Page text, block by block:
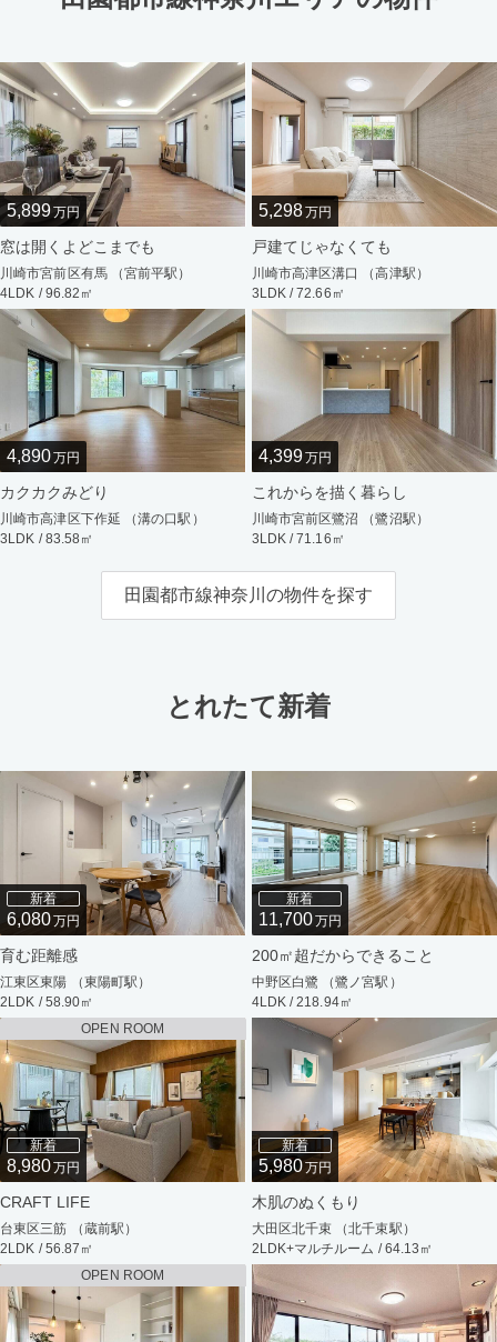
5,899万円
窓は開くよどこまでも
川崎市宮前区有馬 （宮前平駅）
4LDK / 96.82㎡
5,298万円
戸建てじゃなくても
川崎市高津区溝口 （高津駅）
3LDK / 72.66㎡
4,890万円
カクカクみどり
川崎市高津区下作延 （溝の口駅）
3LDK / 83.58㎡
4,399万円
これからを描く暮らし
川崎市宮前区鷺沼 （鷺沼駅）
3LDK / 71.16㎡
田園都市線神奈川の物件を探す
とれたて新着
新着
6,080万円
育む距離感
江東区東陽 （東陽町駅）
2LDK / 58.90㎡
新着
11,700万円
200㎡超だからできること
中野区白鷺 （鷺ノ宮駅）
4LDK / 218.94㎡
OPEN ROOM
新着
8,980万円
CRAFT LIFE
台東区三筋 （蔵前駅）
2LDK / 56.87㎡
新着
5,980万円
木肌のぬくもり
大田区北千束 （北千束駅）
2LDK+マルチルーム / 64.13㎡
OPEN ROOM